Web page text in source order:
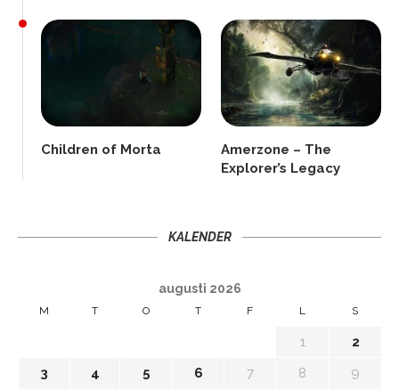
Children of Morta
Amerzone – The
Explorer’s Legacy
KALENDER
augusti 2026
M T O T F L S
1
2
3
4 5 6 7 8
9